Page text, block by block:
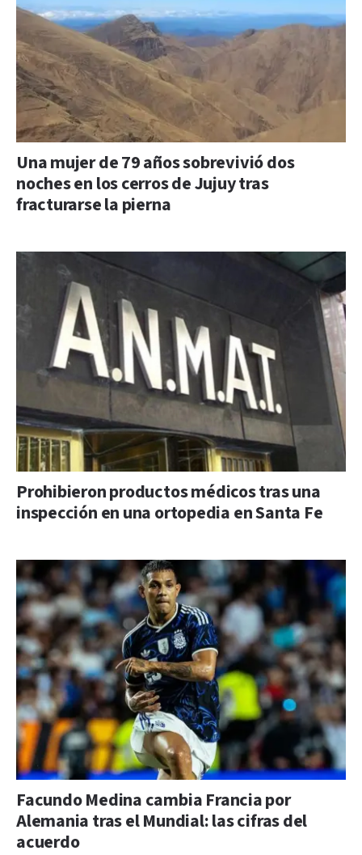
Una mujer de 79 años sobrevivió dos
noches en los cerros de Jujuy tras
fracturarse la pierna
Prohibieron productos médicos tras una
inspección en una ortopedia en Santa Fe
Facundo Medina cambia Francia por
Alemania tras el Mundial: las cifras del
acuerdo